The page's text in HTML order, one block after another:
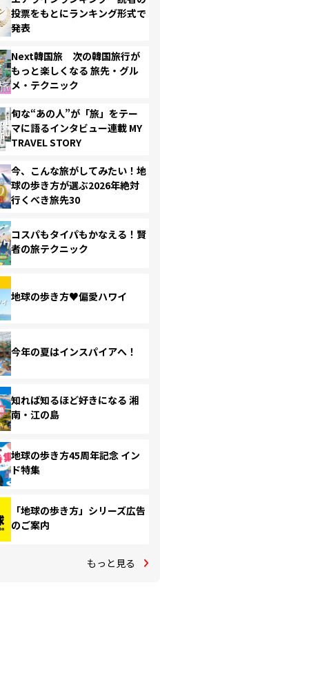
投票をもとにランキング形式で
発表
Next韓国旅 次の韓国旅行が
もっと楽しくなる 旅先・グル
メ・テクニック
旬な“あの人”が「旅」をテー
マに語るインタビュー連載 MY
TRAVEL STORY
今、こんな旅がしてみたい！地
球の歩き方が選ぶ2026年絶対
行くべき旅先30
コスパもタイパもかなえる！賢
者の旅テクニック
地球の歩き方♥偏愛ハワイ
今年の夏はインスパイアへ！
知れば知るほど好きになる 湘
南・江の島
地球の歩き方45周年記念 イン
ド特集
「地球の歩き方」シリーズ広告
のご案内
もっと見る